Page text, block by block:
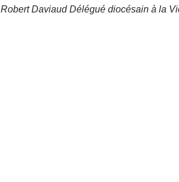
Robert Daviaud Délégué diocésain à la